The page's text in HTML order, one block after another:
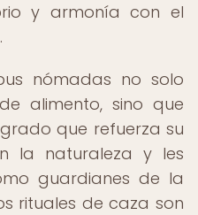
y armonía con el
nómadas no solo
alimento, sino que
que refuerza su
la naturaleza y les
guardianes de la
rituales de caza son